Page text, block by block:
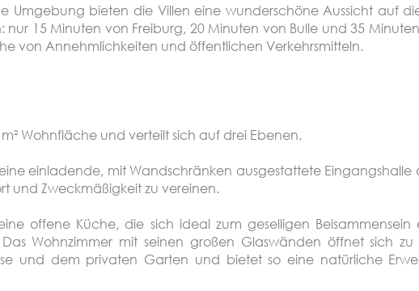
Umgebung bieten die Villen eine wunderschöne Aussicht auf
nur 15 Minuten von Freiburg, 20 Minuten von Bulle und 35
von Annehmlichkeiten und öffentlichen Verkehrsmitteln.
Wohnfläche und verteilt sich auf drei Ebenen.
einladende, mit Wandschränken ausgestattete Eingangshalle
und Zweckmäßigkeit zu vereinen.
offene Küche, die sich ideal zum geselligen Beisammensein
Wohnzimmer mit seinen großen Glaswänden öffnet sich
und dem privaten Garten und bietet so eine natürliche